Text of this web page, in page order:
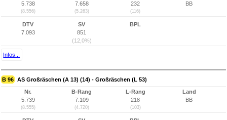
5.738
(8.556)
7.658
(5.263)
232
(116)
BB
DTV
7.093
SV
851
(12,0%)
BPL
Infos...
B 96 AS Großräschen (A 13) (14) - Großräschen (L 53)
Nr.
5.739
(8.555)
B-Rang
7.109
(4.720)
L-Rang
218
(103)
Land
BB